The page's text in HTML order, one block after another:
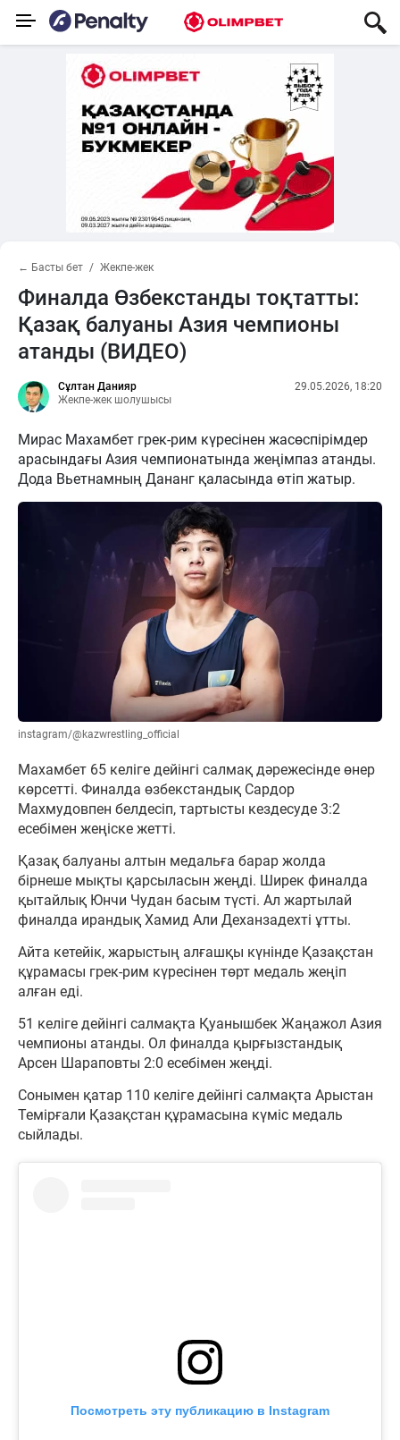
← Басты бет Жекпе-жек
Финалда Өзбекстанды тоқтатты:
Қазақ балуаны Азия чемпионы
атанды (ВИДЕО)
Сұлтан Данияр
Жекпе-жек шолушысы
29.05.2026, 18:20
Мирас Махамбет грек-рим күресінен жасөспірімдер
арасындағы Азия чемпионатында жеңімпаз атанды.
Дода Вьетнамның Дананг қаласында өтіп жатыр.
instagram/@kazwrestling_official
Махамбет 65 келіге дейінгі салмақ дәрежесінде өнер
көрсетті. Финалда өзбекстандық Сардор
Махмудовпен белдесіп, тартысты кездесуде 3:2
есебімен жеңіске жетті.
Қазақ балуаны алтын медальға барар жолда
бірнеше мықты қарсыласын жеңді. Ширек финалда
қытайлық Юнчи Чудан басым түсті. Ал жартылай
финалда ирандық Хамид Али Деханзадехті ұтты.
Айта кетейік, жарыстың алғашқы күнінде Қазақстан
құрамасы грек-рим күресінен төрт медаль жеңіп
алған еді.
51 келіге дейінгі салмақта Қуанышбек Жаңажол Азия
чемпионы атанды. Ол финалда қырғызстандық
Арсен Шараповты 2:0 есебімен жеңді.
Сонымен қатар 110 келіге дейінгі салмақта Арыстан
Темірғали Қазақстан құрамасына күміс медаль
сыйлады.
Посмотреть эту публикацию в Instagram